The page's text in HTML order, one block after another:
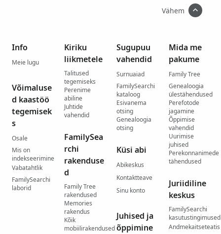
Vähem
Info
Meie lugu
Võimaluse
d kaastöö
tegemisek
s
Osale
Mis on
indekseerimine
Vabatahtlik
FamilySearchi
laborid
Kiriku
liikmetele
Talitused
tegemiseks
Perenime
abiline
Juhtide
vahendid
FamilySea
rchi
rakenduse
d
Family Tree
rakendused
Memories
rakendus
Kõik
mobiilirakendused
Sugupuu
vahendid
Surnuaiad
FamilySearchi
kataloog
Esivanema
otsing
Genealoogia
otsing
Küsi abi
Abikeskus
Kontaktteave
Sinu konto
Juhised ja
õppimine
Mida me
pakume
Family Tree
Genealoogia
ülestähendused
Perefotode
jagamine
Õppimise
vahendid
Uurimise
juhised
Perekonnanimede
tähendused
Juriidiline
keskus
FamilySearchi
kasutustingimused
Andmekaitseteatis